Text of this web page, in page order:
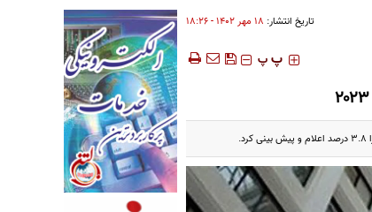
تاریخ انتشار: ۱۸ مهر ۱۴۰۲ - ۱۸:۲۶
‍‍‍ پ پ